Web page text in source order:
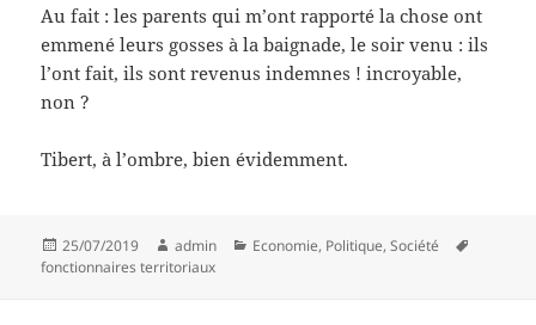
Au fait : les parents qui m’ont rapporté la chose ont
emmené leurs gosses à la baignade, le soir venu : ils
l’ont fait, ils sont revenus indemnes ! incroyable,
non ?
Tibert, à l’ombre, bien évidemment.
Posted
on
25/07/2019 Author
admin Categories
Economie, Politique,Société
fonctionnaires territoriaux